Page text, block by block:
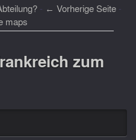
- ← Vorherige Seite-
maps
zum